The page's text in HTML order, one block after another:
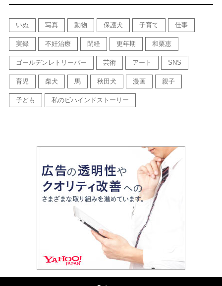
いぬ 写真 動物 保護犬 子育て 仕事
実録 不妊治療 閉経 更年期 和栗恵
ゴールデンレトリーバー 芸術 アート SNS
育児 柴犬 馬 秋田犬 漫画 親子
子ども 私のビハインドストーリー